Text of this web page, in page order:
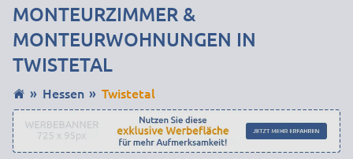
MONTEURZIMMER &
MONTEURWOHNUNGEN IN
TWISTETAL
Hessen Twistetal